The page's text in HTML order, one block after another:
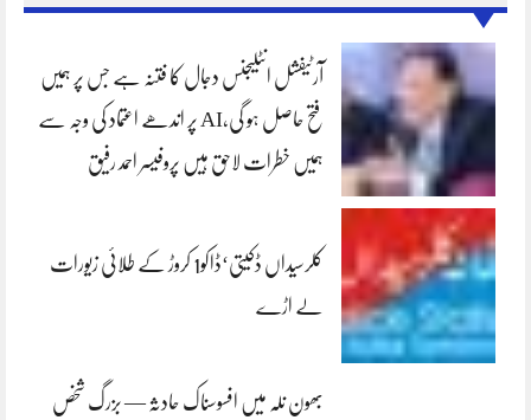
آرٹیفشل انٹلیجنس دجال کا فتنہ ہے جس پر ہمیں
فتح حاصل ہو گی،AI پر اندھے اعتماد کی وجہ سے
ہمیں خطرات لاحق ہیں پروفیسر احمد رفیق
کلرسیداں ڈکیتی‘ڈاکو1 کروڑ کے طلائی زیورات
لے اڑے
بھون نلہ میں افسوسناک حادثہ — بزرگ شخص